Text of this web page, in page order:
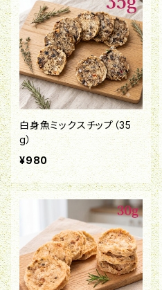
白身魚ミックスチップ（35
g）
¥980